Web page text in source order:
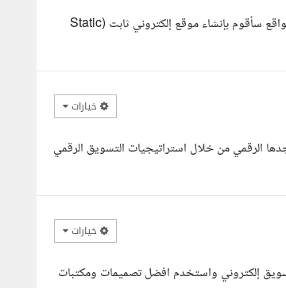
مرحبا أستاذ يونس، أنا عمر كريم مطور مواقع ويب محترف بخبرة قوية فى تطوير و إنشاء المواقع سأقوم بإنشاء موقع إلكتروني ثابت (Static
خيارات
الرقمي من خلال استراتيجيات التسويق الرقمي
خيارات
إلكتروني واستخدم افضل تصميمات ومكتبات